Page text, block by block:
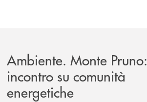
Ambiente. Monte Pruno:
incontro su comunità
energetiche